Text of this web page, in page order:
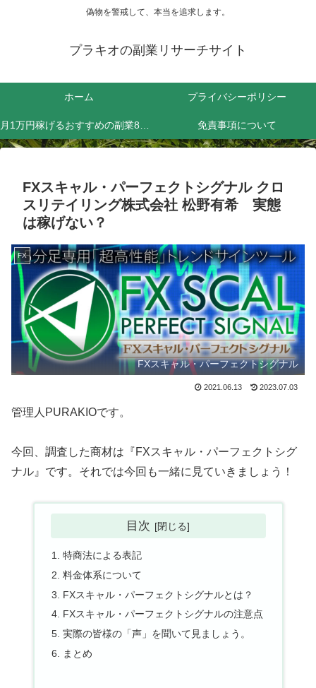
偽物を警戒して、本当を追求します。
プラキオの副業リサーチサイト
ホーム プライバシーポリシー
月1万円稼げるおすすめの副業8選！効率よく稼ぐためにやるべきことは？ 免責事項について
FXスキャル・パーフェクトシグナル クロ
スリテイリング株式会社 松野有希 実態
は稼げない？
FX
FXスキャル・パーフェクトシグナル
2021.06.13 2023.07.03
管理人PURAKIOです。
今回、調査した商材は『FXスキャル・パーフェクトシグ
ナル』です。それでは今回も一緒に見ていきましょう！
目次
特商法による表記
料金体系について
FXスキャル・パーフェクトシグナルとは？
FXスキャル・パーフェクトシグナルの注意点
実際の皆様の「声」を聞いて見ましょう。
まとめ